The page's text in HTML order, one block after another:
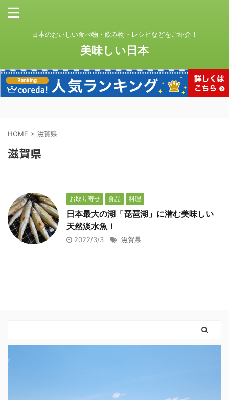
日本のおいしい食べ物・飲み物・レシピなどをご紹介！
美味しい日本
HOME > 滋賀県
滋賀県
お取り寄せ 食品 料理
日本最大の湖「琵琶湖」に潜む美味しい
天然淡水魚！
2022/3/3 滋賀県